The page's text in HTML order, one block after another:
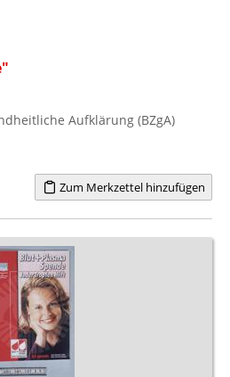
Aufklärung (BZgA)
Zum Merkzettel hinzufügen